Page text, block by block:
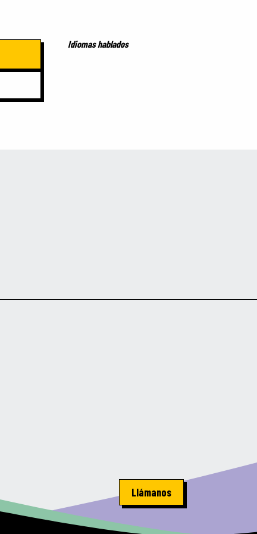
Idiomas hablados
Idiomas hablados
Llámanos